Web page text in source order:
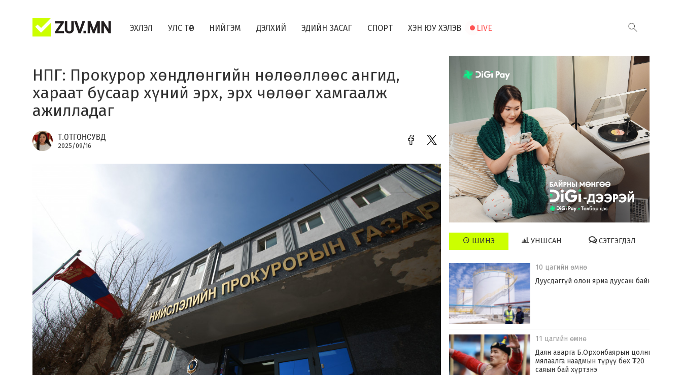
ЭХЛЭЛ УЛС ТӨР НИЙГЭМ ДЭЛХИЙ ЭДИЙН ЗАСАГ СПОРТ ХЭН ЮУ ХЭЛЭВ LIVE
НПГ: Прокурор хөндлөнгийн нөлөөллөөс ангид,
хараат бусаар хүний эрх, эрх чөлөөг хамгаалж
ажилладаг
Т.ОТГОНСУВД
2025/09/16
ШИНЭ УНШСАН СЭТГЭГДЭЛ
10 цагийн өмнө
Дуусдаггүй олон яриа дуусаж байна
11 цагийн өмнө
Даян аварга Б.Орхонбаярын цолны
мялаалга наадмын түрүү бөх ₮20
саяын бай хүртэнэ